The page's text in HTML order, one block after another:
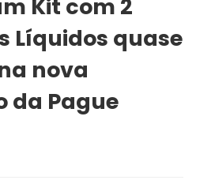
Kit com 2
Líquidos quase
nova
da Pague